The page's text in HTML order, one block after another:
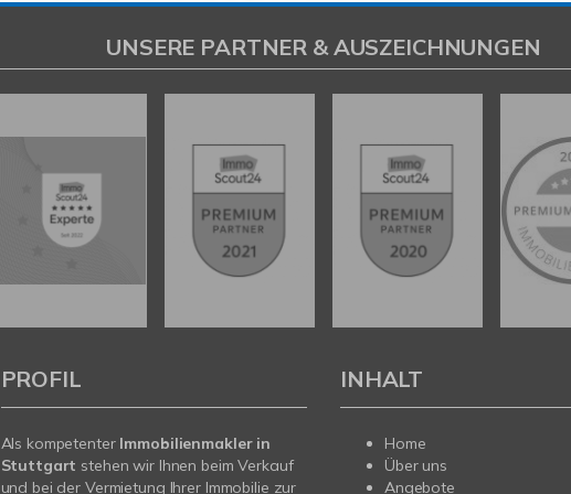
UNSERE PARTNER & AUSZEICHNUNGEN
PROFIL
Als kompetenter Immobilienmakler in
Stuttgart stehen wir Ihnen beim Verkauf
und bei der Vermietung Ihrer Immobilie zur
INHALT
Home
Über uns
Angebote